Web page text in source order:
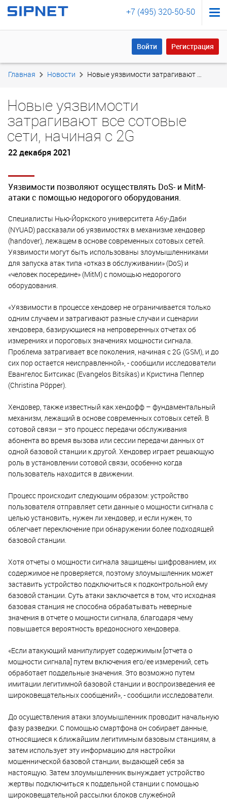
+7 (495) 320-50-50
Войти Регистрация
Войти Регистрация
Главная Новости Новые уязвимости затрагивают все сотовые сети, начиная с 2G
Новые уязвимости
затрагивают все сотовые
сети, начиная с 2G
22 декабря 2021
Уязвимости позволяют осуществлять DoS- и MitM-
атаки с помощью недорогого оборудования.
Специалисты Нью-Йоркского университета Абу-Даби
(NYUAD) рассказали об уязвимостях в механизме хендовер
(handover), лежащем в основе современных сотовых сетей.
Уязвимости могут быть использованы злоумышленниками
для запуска атак типа «отказ в обслуживании» (DoS) и
«человек посередине» (MitM) с помощью недорогого
оборудования.
«Уязвимости в процессе хендовер не ограничивается только
одним случаем и затрагивают разные случаи и сценарии
хендовера, базирующиеся на непроверенных отчетах об
измерениях и пороговых значениях мощности сигнала.
Проблема затрагивает все поколения, начиная с 2G (GSM), и до
сих пор остается неисправленной», - сообщили исследователи
Евангелос Битсикас (Evangelos Bitsikas) и Кристина Пеппер
(Christina Pöpper).
Хендовер, также известный как хендофф – фундаментальный
механизм, лежащий в основе современных сотовых сетей. В
сотовой связи – это процесс передачи обслуживания
абонента во время вызова или сессии передачи данных от
одной базовой станции к другой. Хендовер играет решающую
роль в установлении сотовой связи, особенно когда
пользователь находится в движении.
Процесс происходит следующим образом: устройство
пользователя отправляет сети данные о мощности сигнала с
целью установить, нужен ли хендовер, и если нужен, то
облегчает переключение при обнаружении более подходящей
базовой станции.
Хотя отчеты о мощности сигнала защищены шифрованием, их
содержимое не проверяется, поэтому злоумышленник может
заставить устройство подключиться к подконтрольной ему
базовой станции. Суть атаки заключается в том, что исходная
базовая станция не способна обрабатывать неверные
значения в отчете о мощности сигнала, благодаря чему
повышается вероятность вредоносного хендовера.
«Если атакующий манипулирует содержимым [отчета о
мощности сигнала] путем включения его/ее измерений, сеть
обработает поддельные значения. Это возможно путем
имитации легитимной базовой станции и воспроизведения ее
широковещательных сообщений», - сообщили исследователи.
До осуществления атаки злоумышленник проводит начальную
фазу разведки. С помощью смартфона он собирает данные,
относящиеся к ближайшим легитимным базовым станциям, а
затем использует эту информацию для настройки
мошеннической базовой станции, выдающей себя за
настоящую. Затем злоумышленник вынуждает устройство
жертвы подключиться к поддельной станции с помощью
широковещательной рассылки блоков служебной